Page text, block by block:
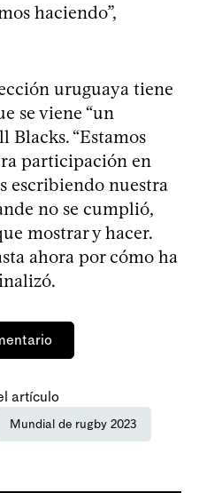
haciendo”,
uruguaya tiene
se viene “un
Blacks. “Estamos
participación en
escribiendo nuestra
no se cumplió,
mostrar y hacer.
ahora por cómo ha
artículo
Mundial de rugby 2023